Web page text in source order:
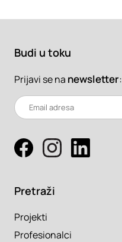
Budi u toku
Prijavi se na newsletter:
Pretraži
Projekti
Profesionalci